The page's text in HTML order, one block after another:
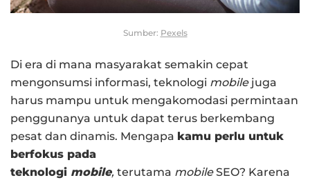
Sumber: Pexels
Di era di mana masyarakat semakin cepat
mengonsumsi informasi, teknologi mobilejuga
harus mampu untuk mengakomodasi permintaan
penggunanya untuk dapat terus berkembang
pesat dan dinamis. Mengapa kamu perlu untuk
berfokus pada
teknologi mobile, terutama mobileSEO? Karena